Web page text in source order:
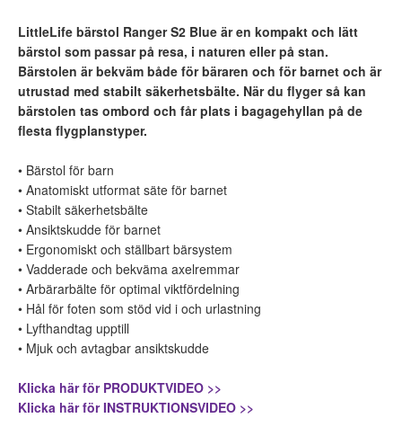
LittleLife bärstol Ranger S2 Blue är en kompakt och lätt
bärstol som passar på resa, i naturen eller på stan.
Bärstolen är bekväm både för bäraren och för barnet och är
utrustad med stabilt säkerhetsbälte. När du flyger så kan
bärstolen tas ombord och får plats i bagagehyllan på de
flesta flygplanstyper.
• Bärstol för barn
• Anatomiskt utformat säte för barnet
• Stabilt säkerhetsbälte
• Ansiktskudde för barnet
• Ergonomiskt och ställbart bärsystem
• Vadderade och bekväma axelremmar
• Arbärarbälte för optimal viktfördelning
• Hål för foten som stöd vid i och urlastning
• Lyfthandtag upptill
• Mjuk och avtagbar ansiktskudde
Klicka här för PRODUKTVIDEO >>
Klicka här för INSTRUKTIONSVIDEO >>